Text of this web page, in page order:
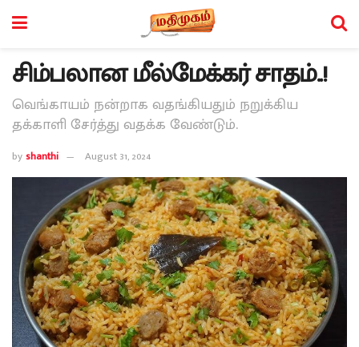
சிம்பலான மீல்மேக்கர் சாதம்..!
வெங்காயம் நன்றாக வதங்கியதும் நறுக்கிய
தக்காளி சேர்த்து வதக்க வேண்டும்.
byshanthi August 31, 2024